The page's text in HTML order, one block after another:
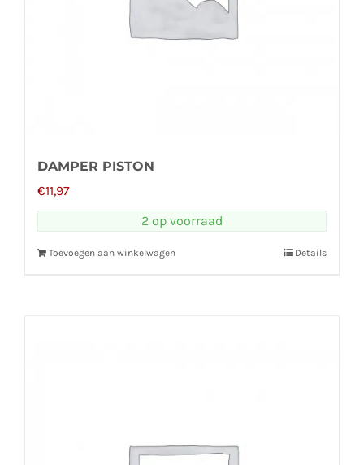
DAMPER PISTON
€11,97
2 op voorraad
Toevoegen aan winkelwagen Details